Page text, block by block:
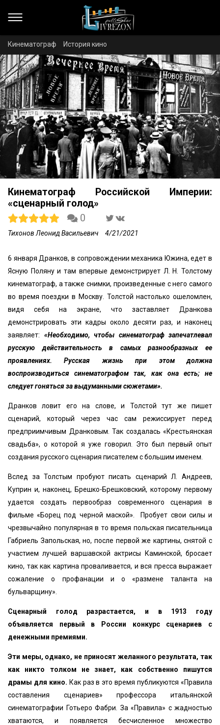
Кинематограф История кино
Кинематограф Российской Империи:
«сценарный голод»
0
Тихонов Леонид Васильевич 4/21/2021
6 января Дранков, в сопровождении механика Южина, едет в
Ясную Поляну и там впервые демонстрирует Л. Н. Толстому
кинематограф, а также снимки, произведенные с него самого
во время поездки в Москву. Толстой настолько ошеломлен,
видя себя на экране, что заставляет Дранкова
демонстрировать эти кадры около десяти раз, и наконец
заявляет: «Необходимо, чтобы синематограф запечатлевал
русскую действительность в самых разнообразных ее
проявлениях. Русская жизнь при этом должна
воспроизводиться синематографом так, как она есть; не
следует гоняться за выдуманными сюжетами».
Дранков ловит его на слове, и Толстой тут же пишет
сценарий, который через час сам режиссирует перед
предприимчивым Дранковым. Так создалась «‎Крестьянская
свадьба», о которой я уже говорил. Это был первый опыт
создания русского сценария писателем с большим именем.
Вслед за Толстым пробуют писать сценарий Л. Андреев,
Куприн и, наконец, Брешко-Брешковский, которому первому
удается создать первообраз современного сценария в
фильме «‎Борец под черной маской». Пробует свои силы и
чрезвычайно популярная в то время польская писательница
Габриель Запольская, но, после первой же картины, снятой с
участием лучшей варшавской актрисы Каминской, бросает
кино, так как картина проваливается, и вся пресса выражает
сожаление о профанации и о «‎размене таланта на
бульварщину».
Сценарный голод разрастается, и в 1913 году
объявляется первый в России конкурс сценариев с
денежными премиями.
Эти меры, однако, не приносят желанного результата, так
как никто толком не знает, как собственно пишутся
драмы для кино. Как раз в это время публикуются «‎Правила
составления сценариев» профессора итальянской
синематографии Готьеро Фабри. За «‎Правила» с жадностью
хватаются, и появляется бесчисленное множество